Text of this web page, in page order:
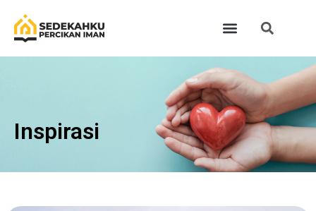
Inspirasi